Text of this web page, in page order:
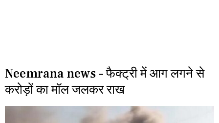
Neemrana news – फैक्ट्री में आग लगने से
करोड़ों का मॉल जलकर राख